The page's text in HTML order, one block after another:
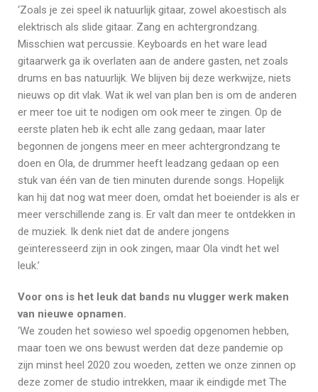
‘Zoals je zei speel ik natuurlijk gitaar, zowel akoestisch als
elektrisch als slide gitaar. Zang en achtergrondzang.
Misschien wat percussie. Keyboards en het ware lead
gitaarwerk ga ik overlaten aan de andere gasten, net zoals
drums en bas natuurlijk. We blijven bij deze werkwijze, niets
nieuws op dit vlak. Wat ik wel van plan ben is om de anderen
er meer toe uit te nodigen om ook meer te zingen. Op de
eerste platen heb ik echt alle zang gedaan, maar later
begonnen de jongens meer en meer achtergrondzang te
doen en Ola, de drummer heeft leadzang gedaan op een
stuk van één van de tien minuten durende songs. Hopelijk
kan hij dat nog wat meer doen, omdat het boeiender is als er
meer verschillende zang is. Er valt dan meer te ontdekken in
de muziek. Ik denk niet dat de andere jongens
geïnteresseerd zijn in ook zingen, maar Ola vindt het wel
leuk.’
Voor ons is het leuk dat bands nu vlugger werk maken
van nieuwe opnamen.
‘We zouden het sowieso wel spoedig opgenomen hebben,
maar toen we ons bewust werden dat deze pandemie op
zijn minst heel 2020 zou woeden, zetten we onze zinnen op
deze zomer de studio intrekken, maar ik eindigde met The